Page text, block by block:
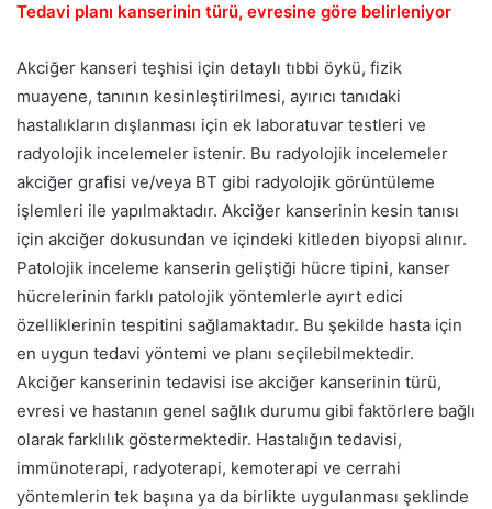
Tedavi planı kanserinin türü, evresine göre belirleniyor
Akciğer kanseri teşhisi için detaylı tıbbi öykü, fizik
muayene, tanının kesinleştirilmesi, ayırıcı tanıdaki
hastalıkların dışlanması için ek laboratuvar testleri ve
radyolojik incelemeler istenir. Bu radyolojik incelemeler
akciğer grafisi ve/veya BT gibi radyolojik görüntüleme
işlemleri ile yapılmaktadır. Akciğer kanserinin kesin tanısı
için akciğer dokusundan ve içindeki kitleden biyopsi alınır.
Patolojik inceleme kanserin geliştiği hücre tipini, kanser
hücrelerinin farklı patolojik yöntemlerle ayırt edici
özelliklerinin tespitini sağlamaktadır. Bu şekilde hasta için
en uygun tedavi yöntemi ve planı seçilebilmektedir.
Akciğer kanserinin tedavisi ise akciğer kanserinin türü,
evresi ve hastanın genel sağlık durumu gibi faktörlere bağlı
olarak farklılık göstermektedir. Hastalığın tedavisi,
immünoterapi, radyoterapi, kemoterapi ve cerrahi
yöntemlerin tek başına ya da birlikte uygulanması şeklinde